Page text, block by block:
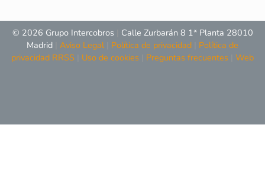
© 2026 Grupo Intercobros
Calle Zurbarán 8 1* Planta 28010
Madrid Aviso Legal Política de privacidad
Política de
privacidad RRSS
Uso de cookies Preguntas frecuentes Web